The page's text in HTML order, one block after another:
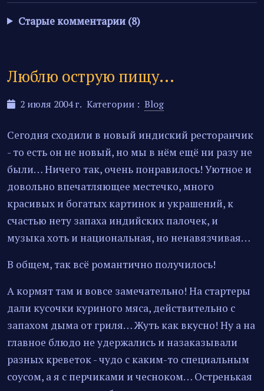
Старые комментарии (8)
Люблю острую пищу...
2 июля 2004 г. Категории : Blog
Сегодня сходили в новый индиский ресторанчик
- то есть он не новый, но мы в нём ещё ни разу не
были… Ничего так, очень понравилось! Уютное и
довольно впечатляющее местечко, много
красивых и богатых картинок и украшений, к
счастью нету запаха индийских палочек, и
музыка хоть и национальная, но ненавязчивая…
В общем, так всё романтично получилось!
А кормят там и вовсе замечательно! На стартеры
дали кусочки куриного мяса, действительно с
запахом дыма от гриля… Жуть как вкусно! Ну а на
главное блюдо не удержались и назаказывали
разных креветок - чудо с каким-то специальным
соусом, а я с перчиками и чесноком… Остренькая